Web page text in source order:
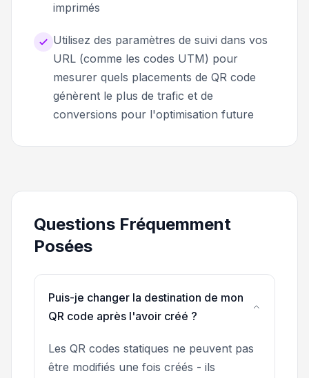
imprimés
Utilisez des paramètres de suivi dans vos
URL (comme les codes UTM) pour
mesurer quels placements de QR code
génèrent le plus de trafic et de
conversions pour l'optimisation future
Questions Fréquemment
Posées
Puis-je changer la destination de mon
QR code après l'avoir créé ?
Les QR codes statiques ne peuvent pas
être modifiés une fois créés - ils